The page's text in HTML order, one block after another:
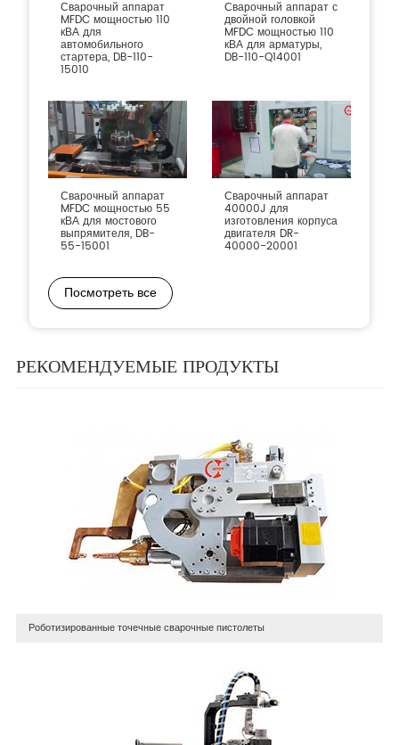
Сварочный аппарат
MFDC мощностью 110
кВА для
автомобильного
стартера, DB-110-
15010
Сварочный аппарат с
двойной головкой
MFDC мощностью 110
кВА для арматуры,
DB-110-Q14001
Сварочный аппарат
MFDC мощностью 55
кВА для мостового
выпрямителя, DB-
55-15001
Сварочный аппарат
40000J для
изготовления корпуса
двигателя DR-
40000-20001
Посмотреть все
РЕКОМЕНДУЕМЫЕ ПРОДУКТЫ
Роботизированные точечные сварочные пистолеты